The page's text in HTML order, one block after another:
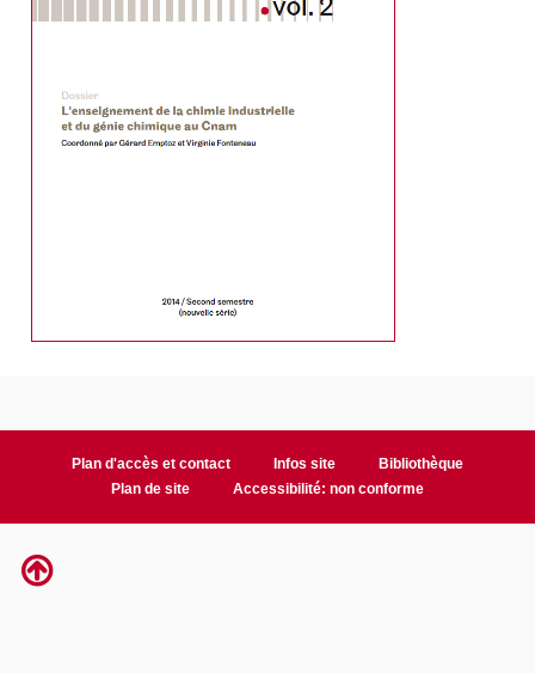
Plan d'accès et contact Infos site
Bibliothèque
Plan de site
Accessibilité: non conforme